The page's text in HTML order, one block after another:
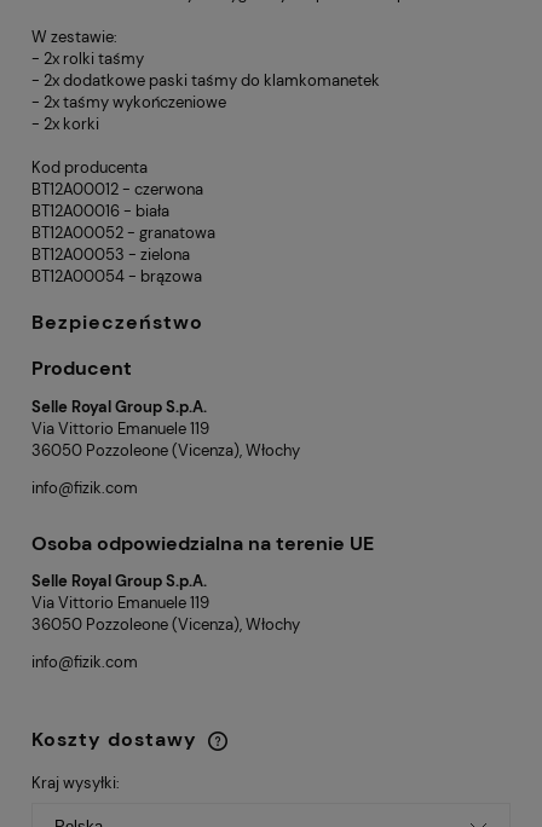
W zestawie:
- 2x rolki taśmy
- 2x dodatkowe paski taśmy do klamkomanetek
- 2x taśmy wykończeniowe
- 2x korki
Kod producenta
BT12A00012 - czerwona
BT12A00016 - biała
BT12A00052 - granatowa
BT12A00053 - zielona
BT12A00054 - brązowa
Bezpieczeństwo
Producent
Selle Royal Group S.p.A.
Via Vittorio Emanuele 119
36050 Pozzoleone (Vicenza), Włochy
info@fizik.com
Osoba odpowiedzialna na terenie UE
Selle Royal Group S.p.A.
Via Vittorio Emanuele 119
36050 Pozzoleone (Vicenza), Włochy
info@fizik.com
Koszty dostawy
Cena nie zawiera ewentualnych kosztów
płatności
Kraj wysyłki: